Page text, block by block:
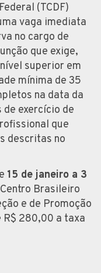
(TCDF)
vaga imediata
no cargo de
que exige,
superior em
mínima de 35
na data da
de exercício de
que
descritas no
15 de janeiro a 3
Brasileiro
e de Promoção
R$ 280,00 a taxa